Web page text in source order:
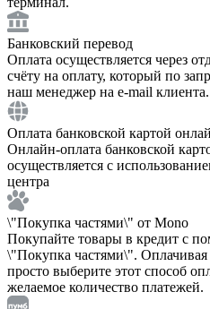
Банковский перевод
Оплата осуществляется через
счёту на оплату, который по
наш менеджер на e-mail клиента.
Оплата банковской картой
Онлайн-оплата банковской
осуществляется с
центра
\"Покупка частями\" от Mono
Покупайте товары в кредит с
\"Покупка частями\". Оплачивая
просто выберите этот способ
желаемое количество платежей.